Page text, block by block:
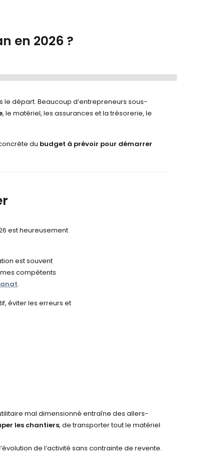
en 2026 ?
le départ. Beaucoup d’entrepreneurs sous-
, le matériel, les assurances et la trésorerie, le
du budget à prévoir pour démarrer
est heureusement
est souvent
compétents
.
éviter les erreurs et
mal dimensionné entraîne des allers-
les chantiers, de transporter tout le matériel
de l’activité sans contrainte de revente.